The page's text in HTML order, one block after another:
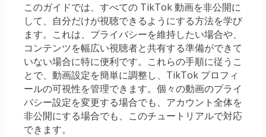
このガイドでは、すべての TikTok 動画を非公開に
して、自分だけが視聴できるようにする方法を学び
ます。これは、プライバシーを維持したい場合や、
コンテンツを幅広い視聴者と共有する準備ができて
いない場合に特に便利です。これらの手順に従うこ
とで、動画設定を簡単に調整し、TikTok プロフィ
ールの可視性を管理できます。個々の動画のプライ
バシー設定を変更する場合でも、アカウント全体を
非公開にする場合でも、このチュートリアルで対応
できます。